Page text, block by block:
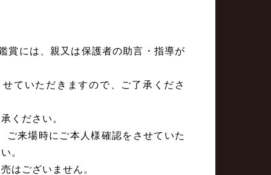
賞には、親又は保護者の助言・指導が
ていただきますので、ご了承くださ
ください。
来場時にご本人様確認をさせていた
。
はございません。